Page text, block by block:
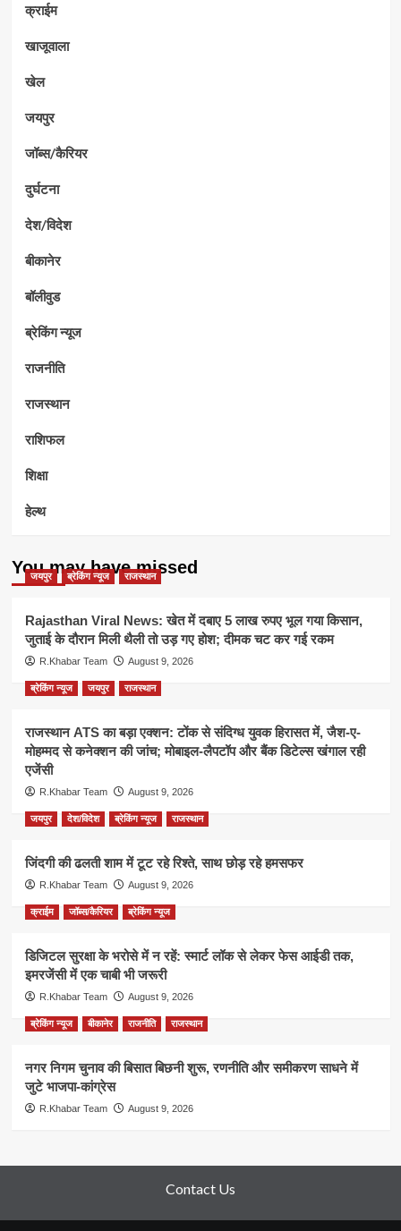
क्राईम
खाजूवाला
खेल
जयपुर
जॉब्स/कैरियर
दुर्घटना
देश/विदेश
बीकानेर
बॉलीवुड
ब्रेकिंग न्यूज
राजनीति
राजस्थान
राशिफल
शिक्षा
हेल्थ
You may have missed
जयपुर ब्रेकिंग न्यूज राजस्थान
Rajasthan Viral News: खेत में दबाए 5 लाख रुपए भूल गया किसान,
जुताई के दौरान मिली थैली तो उड़ गए होश; दीमक चट कर गई रकम
R.Khabar Team August 9, 2026
ब्रेकिंग न्यूज जयपुर राजस्थान
राजस्थान ATS का बड़ा एक्शन: टोंक से संदिग्ध युवक हिरासत में, जैश-ए-
मोहम्मद से कनेक्शन की जांच; मोबाइल-लैपटॉप और बैंक डिटेल्स खंगाल रही
एजेंसी
R.Khabar Team August 9, 2026
जयपुर देश/विदेश ब्रेकिंग न्यूज राजस्थान
जिंदगी की ढलती शाम में टूट रहे रिश्ते, साथ छोड़ रहे हमसफर
R.Khabar Team August 9, 2026
क्राईम जॉब्स/कैरियर ब्रेकिंग न्यूज
डिजिटल सुरक्षा के भरोसे में न रहें: स्मार्ट लॉक से लेकर फेस आईडी तक,
इमरजेंसी में एक चाबी भी जरूरी
R.Khabar Team August 9, 2026
ब्रेकिंग न्यूज बीकानेर राजनीति राजस्थान
नगर निगम चुनाव की बिसात बिछनी शुरू, रणनीति और समीकरण साधने में
जुटे भाजपा-कांग्रेस
R.Khabar Team August 9, 2026
Contact Us